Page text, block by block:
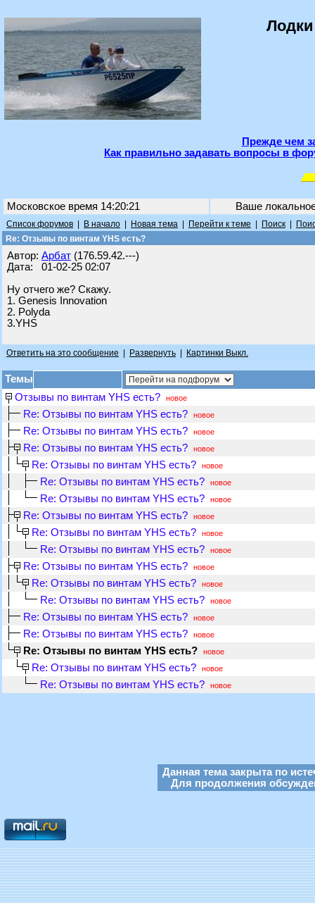
Прежде чем
Как правильно задавать вопросы в
Московское время 14:20:21 Ваше
Список форумов В начало Новая тема Перейти к теме Поиск
Re: Отзывы по винтам YHS есть?
Автор: Арбат (176.59.42.---)
Дата: 01-02-25 02:07
Ну отчего же? Cкажу.
1. Genesis Innovation
2. Polyda
3.YHS
Ответить на это сообщение Развернуть Картинки Выкл.
Темы
Отзывы по винтам YHS есть?
новое
Re: Отзывы по винтам YHS есть? новое
Re: Отзывы по винтам YHS есть? новое
Re: Отзывы по винтам YHS есть? новое
Re: Отзывы по винтам YHS есть? новое
Re: Отзывы по винтам YHS есть? новое
Re: Отзывы по винтам YHS есть? новое
Re: Отзывы по винтам YHS есть? новое
Re: Отзывы по винтам YHS есть? новое
Re: Отзывы по винтам YHS есть? новое
Re: Отзывы по винтам YHS есть? новое
Re: Отзывы по винтам YHS есть? новое
Re: Отзывы по винтам YHS есть? новое
Re: Отзывы по винтам YHS есть? новое
Re: Отзывы по винтам YHS есть? новое
Re: Отзывы по винтам YHS есть? новое
Re: Отзывы по винтам YHS есть? новое
Re: Отзывы по винтам YHS есть? новое
Данная тема закрыта по
Для продолжения